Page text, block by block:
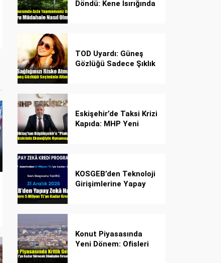
Döndü: Kene Isırığında
TOD Uyardı: Güneş
Gözlüğü Sadece Şıklık
Eskişehir’de Taksi Krizi
Kapıda: MHP Yeni
KOSGEB’den Teknoloji
Girişimlerine Yapay
Konut Piyasasında
Yeni Dönem: Ofisleri